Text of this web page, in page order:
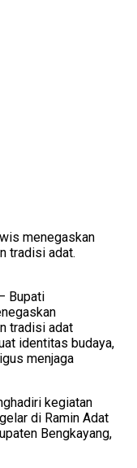
menegaskan
tradisi adat.
Bupati
tradisi adat
identitas budaya,
menjaga
kegiatan
di Ramin Adat
Bengkayang,